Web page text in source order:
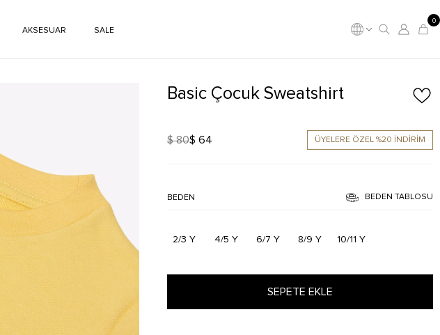
AKSESUAR SALE
0
Basic Çocuk Sweatshirt
$ 80$ 64 ÜYELERE ÖZEL %20 İNDİRİM
BEDEN BEDEN TABLOSU
2/3 Y 4/5 Y 6/7 Y 8/9 Y 10/11 Y
SEPETE EKLE